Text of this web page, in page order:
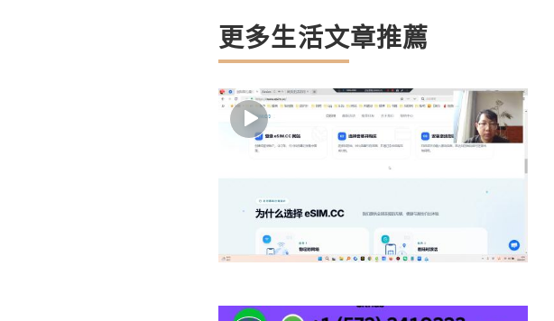
更多生活文章推薦